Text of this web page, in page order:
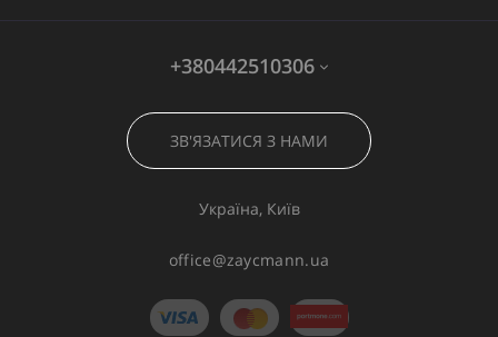
+380442510306
ЗВ'ЯЗАТИСЯ З НАМИ
Україна, Київ
office@zaycmann.ua